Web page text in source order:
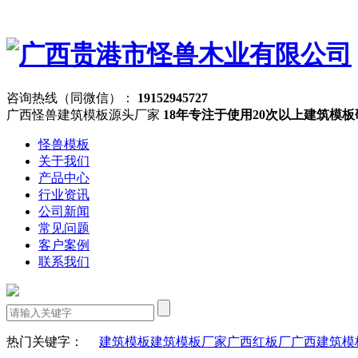
咨询热线（同微信）：
19152945727
广西怪兽建筑模板源头厂家 18年专注于使用20次以上建筑模
怪兽模板
关于我们
产品中心
行业资讯
公司新闻
常见问题
客户案例
联系我们
热门关键字： 建筑模板建筑模板厂家广西红板厂广西建筑模